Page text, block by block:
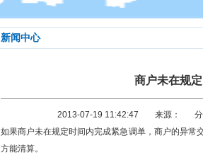
新闻中心
商户未在规
2013-07-19 11:42:47 来源：
如果商户未在规定时间内完成紧急调单，商户的异常
方能清算。